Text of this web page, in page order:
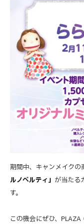
期間中、キャンメイク
ルノベルティ」 が当たる
す。
この機会にぜひ、PLAZA